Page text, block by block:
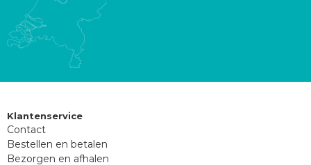
Klantenservice
Contact
Bestellen en betalen
Bezorgen en afhalen